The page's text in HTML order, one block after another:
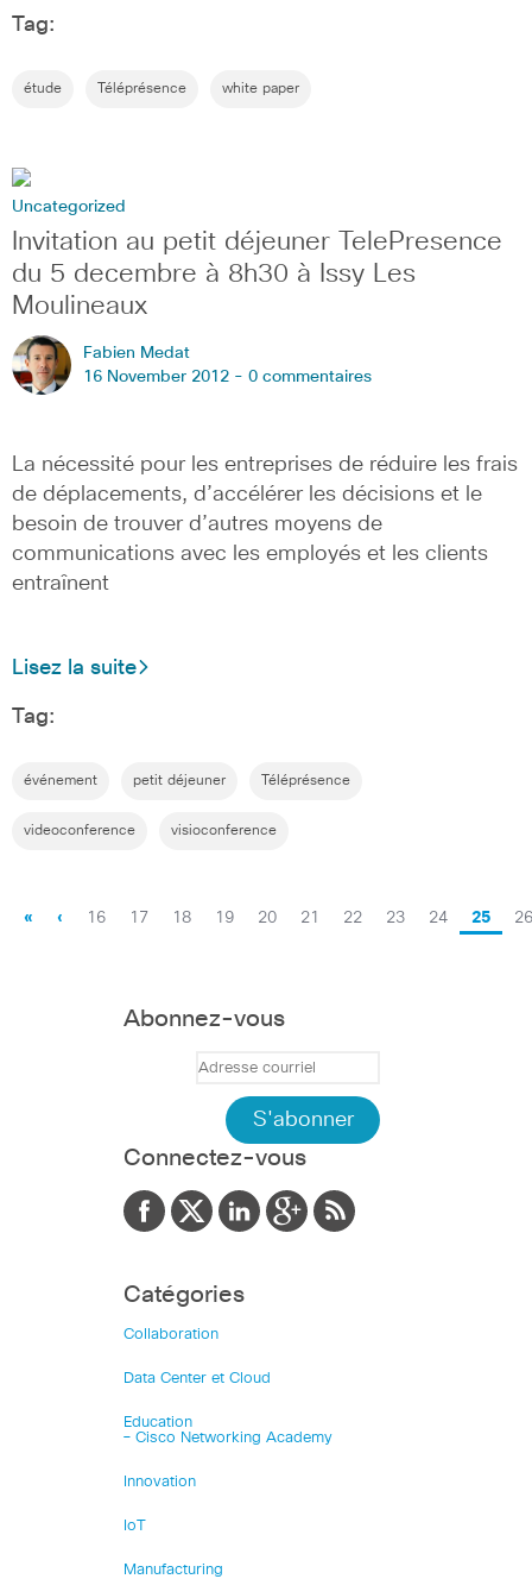
Tag:
étude Téléprésence white paper
Uncategorized
Invitation au petit déjeuner TelePresence
du 5 decembre à 8h30 à Issy Les
Moulineaux
Fabien Medat
16 November 2012 - 0 commentaires
La nécessité pour les entreprises de réduire les frais
de déplacements, d’accélérer les décisions et le
besoin de trouver d’autres moyens de
communications avec les employés et les clients
entraînent
Lisez la suite
Tag:
événement petit déjeuner Téléprésence
videoconference visioconference
« ‹ 16 17 18 19 20 21 22 23 24 25 26
Abonnez-vous
Connectez-vous
Catégories
Collaboration
Data Center et Cloud
Education
– Cisco Networking Academy
Innovation
IoT
Manufacturing